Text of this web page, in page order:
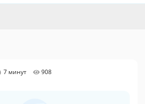
7 минут 908